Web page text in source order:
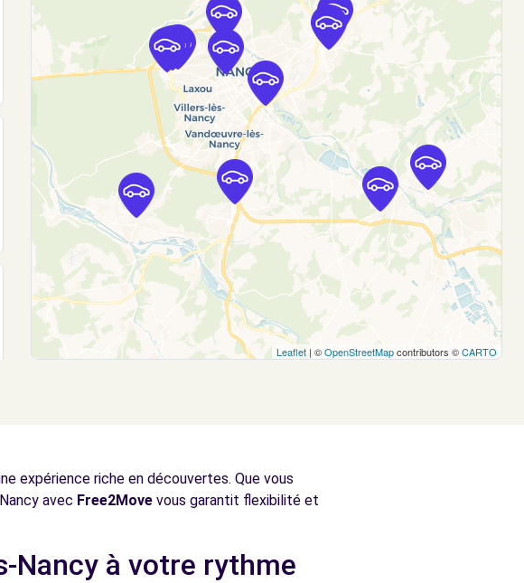
Leaflet | ©OpenStreetMapcontributors ©CARTO
expérience riche en découvertes. Que vous
avec Free2Move vous garantit flexibilité et
Nancy à votre rythme